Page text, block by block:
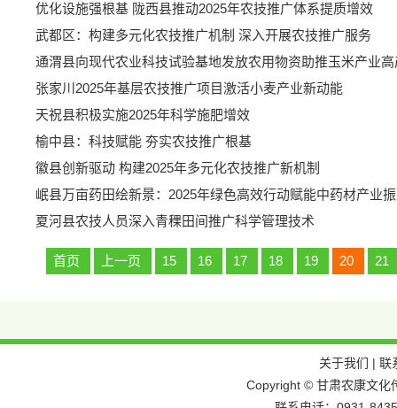
优化设施强根基 陇西县推动2025年农技推广体系提质增效
武都区：构建多元化农技推广机制 深入开展农技推广服务
通渭县向现代农业科技试验基地发放农用物资助推玉米产业
张家川2025年基层农技推广项目激活小麦产业新动能
天祝县积极实施2025年科学施肥增效
榆中县：科技赋能 夯实农技推广根基
徽县创新驱动 构建2025年多元化农技推广新机制
岷县万亩药田绘新景：2025年绿色高效行动赋能中药材产业
夏河县农技人员深入青稞田间推广科学管理技术
首页 上一页 15 16 17 18 19 20 21
关于我们 | 联
Copyright © 甘肃农康文化